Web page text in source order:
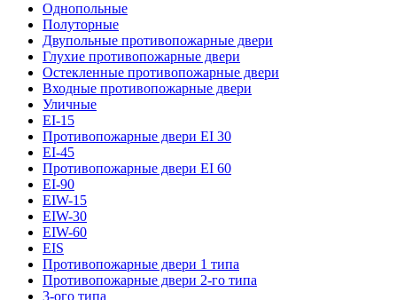
Однопольные
Полуторные
Двупольные противопожарные двери
Глухие противопожарные двери
Остекленные противопожарные двери
Входные противопожарные двери
Уличные
EI-15
Противопожарные двери EI 30
EI-45
Противопожарные двери EI 60
EI-90
EIW-15
EIW-30
EIW-60
EIS
Противопожарные двери 1 типа
Противопожарные двери 2-го типа
3-ого типа